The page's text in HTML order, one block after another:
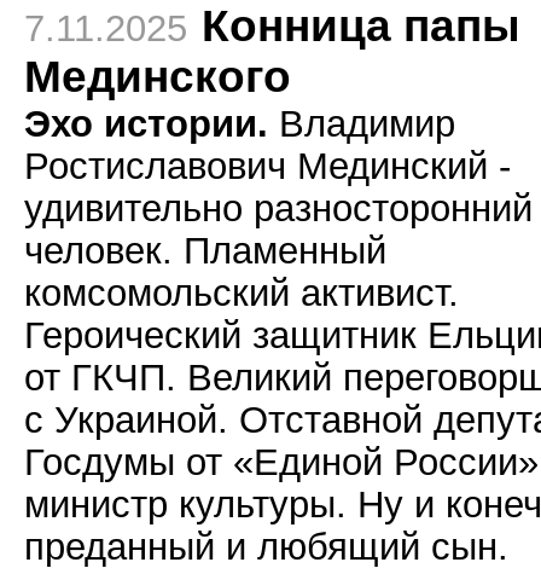
7.11.2025 Конница папы
Мединского
Эхо истории. Владимир
Ростиславович Мединский -
удивительно разносторонний
человек. Пламенный
комсомольский активист.
Героический защитник
от ГКЧП. Великий
с Украиной. Отставной
Госдумы от «Единой
министр культуры. Ну и
преданный и любящий сын.